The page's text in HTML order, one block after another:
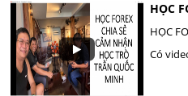
HỌC
HỌC
Có